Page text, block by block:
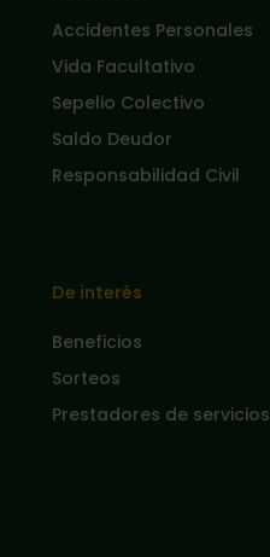
Accidentes Personales
Vida Facultativo
Sepelio Colectivo
Saldo Deudor
Responsabilidad Civil
De interés
Beneficios
Sorteos
Prestadores de servicios